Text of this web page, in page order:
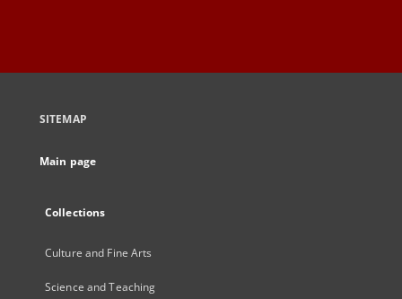
SITEMAP
Main page
Collections
Culture and Fine Arts
Science and Teaching